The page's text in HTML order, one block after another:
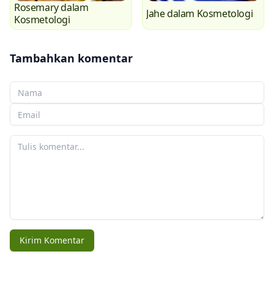
Rosemary dalam
Kosmetologi
Jahe dalam Kosmetologi
Tambahkan komentar
Nama Anda
Email Anda
Komentar Anda
Kirim Komentar